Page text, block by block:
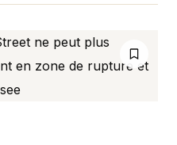
encore face aux